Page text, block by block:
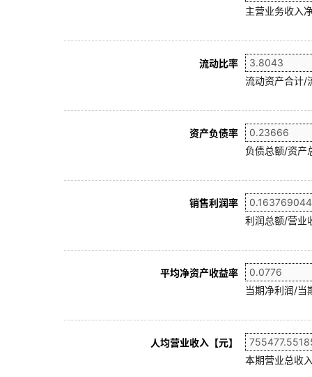
主营业务收入
流动比率
流动资产合计/
资产负债率
负债总额/资产
销售利润率
利润总额/营业
平均净资产收益率
当期净利润/当
人均营业收入【元】
本期营业总收